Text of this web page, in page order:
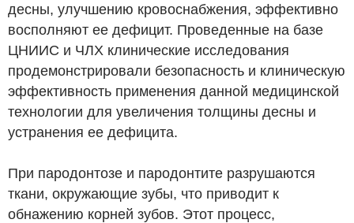
десны, улучшению кровоснабжения, эффективно
восполняют ее дефицит. Проведенные на базе
ЦНИИС и ЧЛХ клинические исследования
продемонстрировали безопасность и клиническую
эффективность применения данной медицинской
технологии для увеличения толщины десны и
устранения ее дефицита.
При пародонтозе и пародонтите разрушаются
ткани, окружающие зубы, что приводит к
обнажению корней зубов. Этот процесс,